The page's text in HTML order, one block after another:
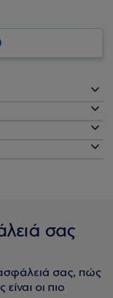
σας
σας, πώς
οι πιο